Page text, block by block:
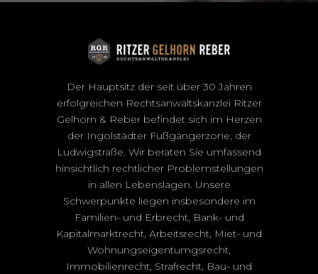
Der Hauptsitz der seit über 30 Jahren
erfolgreichen Rechtsanwaltskanzlei Ritzer
Gelhorn & Reber befindet sich im Herzen
der Ingolstädter Fußgängerzone, der
Ludwigstraße. Wir beraten Sie umfassend
hinsichtlich rechtlicher Problemstellungen
in allen Lebenslagen. Unsere
Schwerpunkte liegen insbesondere im
Familien- und Erbrecht, Bank- und
Kapitalmarktrecht, Arbeitsrecht, Miet- und
Wohnungseigentumgsrecht,
Immobilienrecht, Strafrecht, Bau- und